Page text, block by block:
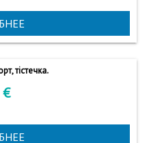
тістечка.
€